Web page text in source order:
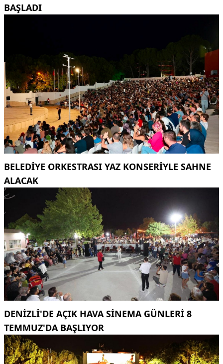
BAŞLADI
BELEDİYE ORKESTRASI YAZ KONSERİYLE SAHNE
ALACAK
DENİZLİ'DE AÇIK HAVA SİNEMA GÜNLERİ 8
TEMMUZ'DA BAŞLIYOR